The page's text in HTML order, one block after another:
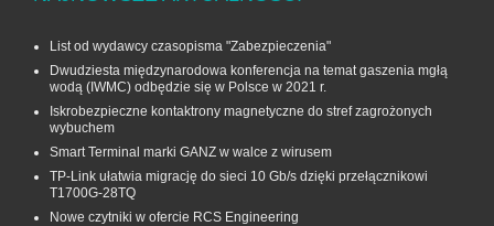
List od wydawcy czasopisma "Zabezpieczenia"
Dwudziesta międzynarodowa konferencja na temat gaszenia mgłą
wodą (IWMC) odbędzie się w Polsce w 2021 r.
Iskrobezpieczne kontaktrony magnetyczne do stref zagrożonych
wybuchem
Smart Terminal marki GANZ w walce z wirusem
TP-Link ułatwia migrację do sieci 10 Gb/s dzięki przełącznikowi
T1700G‑28TQ
Nowe czytniki w ofercie RCS Engineering